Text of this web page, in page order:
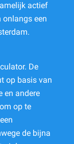
actief
onlangs een
De
op basis van
en andere
op te
de bijna